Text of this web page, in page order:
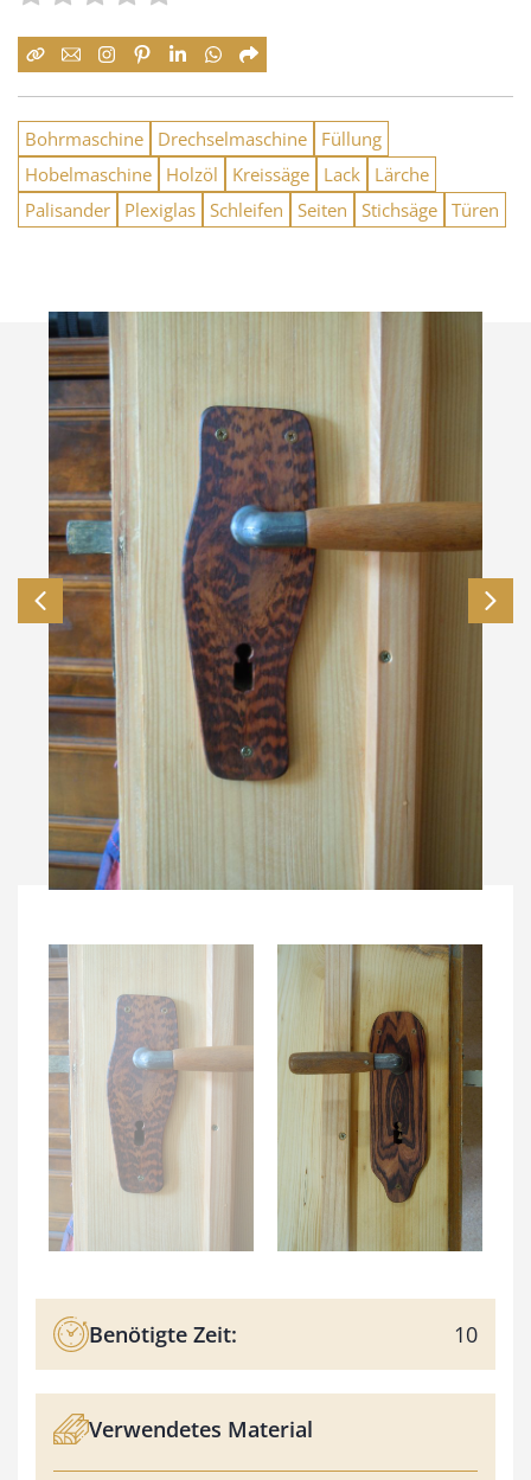
Bohrmaschine Drechselmaschine
Füllung
Hobelmaschine
Holzöl Kreissäge Lack
Lärche
Palisander
Plexiglas Schleifen Seiten Stichsäge Türen
Benötigte Zeit: 10
Verwendetes Material